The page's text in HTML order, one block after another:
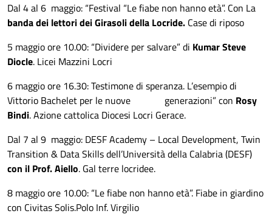
Dal 4 al 6 maggio: “Festival “Le fiabe non hanno età”. Con La
banda dei lettori dei Girasoli della Locride. Case di riposo
5 maggio ore 10.00: “Dividere per salvare” di Kumar Steve
Diocle. Licei Mazzini Locri
6 maggio ore 16.30: Testimone di speranza. L’esempio di
Vittorio Bachelet per le nuove generazioni” con Rosy
Bindi. Azione cattolica Diocesi Locri Gerace.
Dal 7 al 9 maggio: DESF Academy – Local Development, Twin
Transition & Data Skills dell’Università della Calabria (DESF)
con il Prof. Aiello. Gal terre locridee.
8 maggio ore 10.00: “Le fiabe non hanno età”. Fiabe in giardino
con Civitas Solis.Polo Inf. Virgilio